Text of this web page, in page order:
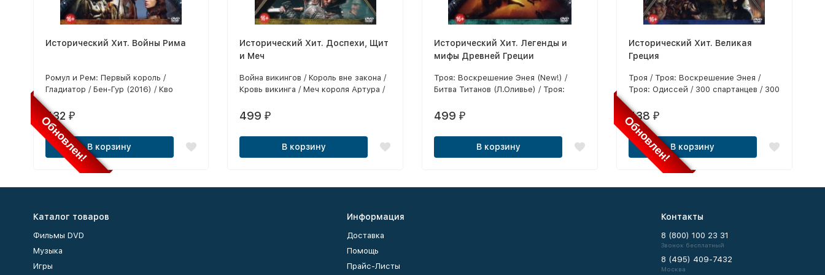
Обновлен!
Исторический Хит. Войны Рима
Ромул и Рем: Первый король /
Гладиатор / Бен-Гур (2016) / Кво
Аттила-завоеватель / Центурион /
Спартак / Последний легион / Друиды
/ Битва за Рим / Битва за Рим 2:
Измена / Бен Гур (Мини-сериал) /
Последний гладиатор / Амазонки и
гладиаторы / Юлий Цезарь
432 ₽
В корзину
Исторический Хит. Доспехи, Щит
и Меч
Война викингов / Король вне закона /
Кровь викинга / Меч короля Артура /
Возвращение Экскалибура / Великая
Легенда о Коловрате / Последние
рыцари / Гэльский король /
Крестоносцы (мини-сериал) / Рыцари
499₽
В корзину
Исторический Хит. Легенды и
мифы Древней Греции
Троя: Воскрешение Энея (New!) /
Битва Титанов (Л.Оливье) / Троя:
серии) / Геракл / Юность Геракла /
Геракл: Начало легенды / Александр
Великий / 300 спартанцев / 300
спартанцев: Расцвет империи /
499 ₽
В корзину Обновлен!
Исторический Хит. Великая
Греция
Троя / Троя: Воскрешение Энея /
Троя: Одиссей / 300 спартанцев / 300
и аргонавты / Одиссей (2 серии) /
Троянская война / Битва Титанов /
Гнев Титанов / Геракл: Начало
легенды / Гнев Ахилла / Александр /
Воины Эллады / Елена троянская / 300
спартанцев (1962)
438 ₽
В корзину
Каталог товаров
Фильмы DVD
Музыка
Игры
Информация
Доставка
Помощь
Прайс-Листы
Контакты
8 (800) 100 23 31
Звонок бесплатный
8 (495) 409-7432
Москва